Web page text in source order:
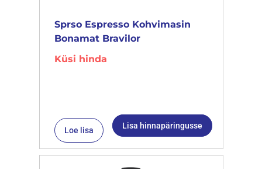
Sprso Espresso Kohvimasin
Bonamat Bravilor
Küsi hinda
Loe lisa Lisa hinnapäringusse